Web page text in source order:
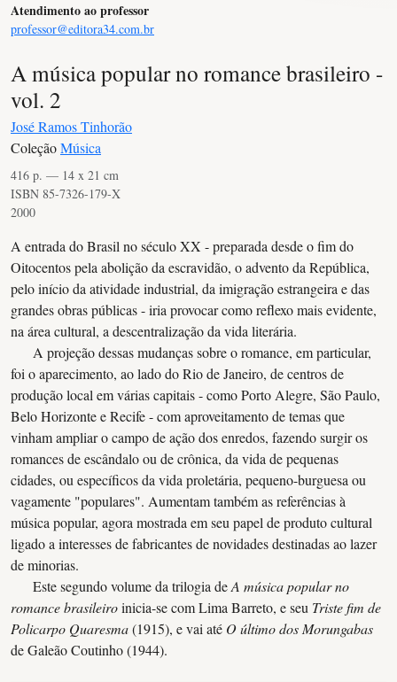
Atendimento ao professor
professor@editora34.com.br
A música popular no romance brasileiro -
vol. 2
José Ramos Tinhorão
ColeçãoMúsica
416 p. — 14 x 21 cm
ISBN 85-7326-179-X
2000
A entrada do Brasil no século XX - preparada desde o fim do
Oitocentos pela abolição da escravidão, o advento da República,
pelo início da atividade industrial, da imigração estrangeira e das
grandes obras públicas - iria provocar como reflexo mais evidente,
na área cultural, a descentralização da vida literária.
A projeção dessas mudanças sobre o romance, em particular,
foi o aparecimento, ao lado do Rio de Janeiro, de centros de
produção local em várias capitais - como Porto Alegre, São Paulo,
Belo Horizonte e Recife - com aproveitamento de temas que
vinham ampliar o campo de ação dos enredos, fazendo surgir os
romances de escândalo ou de crônica, da vida de pequenas
cidades, ou específicos da vida proletária, pequeno-burguesa ou
vagamente "populares". Aumentam também as referências à
música popular, agora mostrada em seu papel de produto cultural
ligado a interesses de fabricantes de novidades destinadas ao lazer
de minorias.
Este segundo volume da trilogia deA música popular no
romance brasileiroinicia-se com Lima Barreto, e seu Triste fim de
Policarpo Quaresma(1915), e vai até O último dos Morungabas
de Galeão Coutinho (1944).